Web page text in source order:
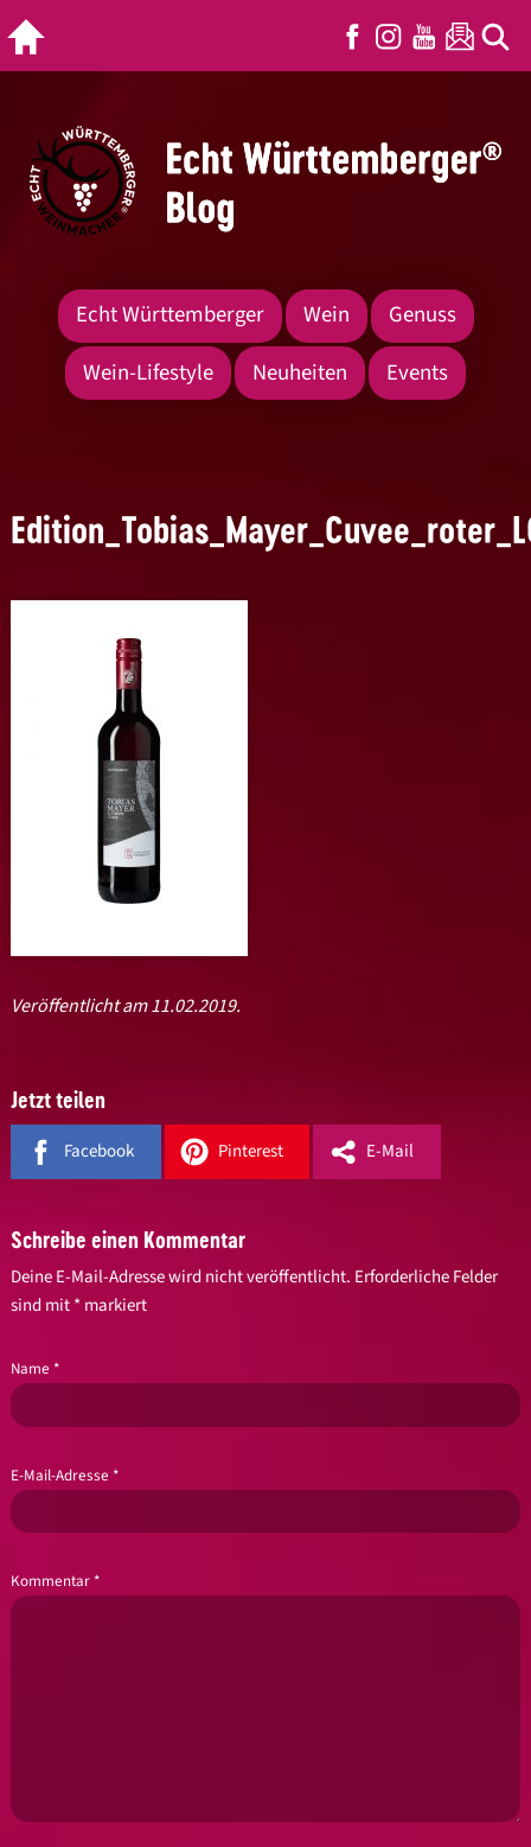
Echt Württemberger Wein
Genuss
Wein-Lifestyle
Neuheiten Events
Veröffentlicht am 11.02.2019.
Jetzt teilen
Facebook Pinterest E-Mail
Schreibe einen Kommentar
Deine E-Mail-Adresse wird nicht veröffentlicht. Erforderliche Felder
sind mit*markiert
Name *
E-Mail-Adresse *
Kommentar *